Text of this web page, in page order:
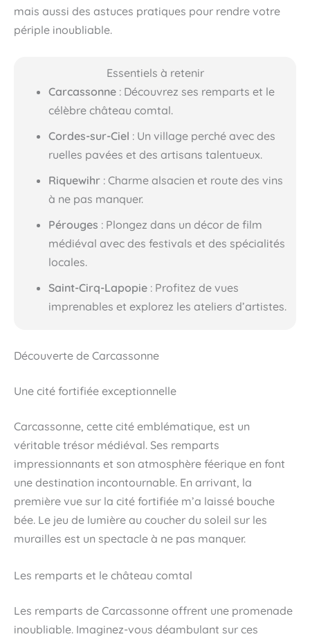
mais aussi des astuces pratiques pour rendre votre
périple inoubliable.
Essentiels à retenir
Carcassonne : Découvrez ses remparts et le
célèbre château comtal.
Cordes-sur-Ciel : Un village perché avec des
ruelles pavées et des artisans talentueux.
Riquewihr : Charme alsacien et route des vins
à ne pas manquer.
Pérouges : Plongez dans un décor de film
médiéval avec des festivals et des spécialités
locales.
Saint-Cirq-Lapopie : Profitez de vues
imprenables et explorez les ateliers d’artistes.
Découverte de Carcassonne
Une cité fortifiée exceptionnelle
Carcassonne, cette cité emblématique, est un
véritable trésor médiéval. Ses remparts
impressionnants et son atmosphère féerique en font
une destination incontournable. En arrivant, la
première vue sur la cité fortifiée m’a laissé bouche
bée. Le jeu de lumière au coucher du soleil sur les
murailles est un spectacle à ne pas manquer.
Les remparts et le château comtal
Les remparts de Carcassonne offrent une promenade
inoubliable. Imaginez-vous déambulant sur ces